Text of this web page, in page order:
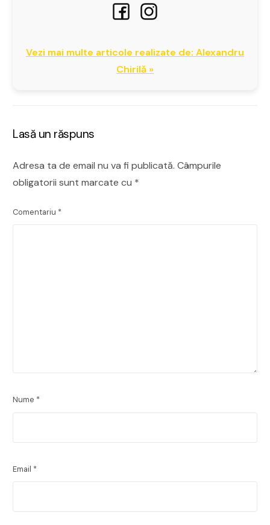
Vezi mai multe articole realizate de: Alexandru
Chirilă »
Lasă un răspuns
Adresa ta de email nu va fi publicată. Câmpurile
obligatorii sunt marcate cu *
Comentariu *
Nume *
Email *